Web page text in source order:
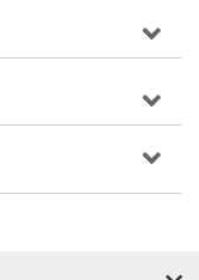
法規與RMP；第
評估的方法；第
評估方式，並導
，介紹變更管理